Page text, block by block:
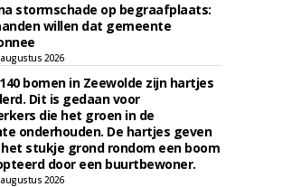
stormschade op begraafplaats:
willen dat gemeente
2026
bomen in Zeewolde zijn hartjes
Dit is gedaan voor
die het groen in de
onderhouden. De hartjes geven
stukje grond rondom een boom
door een buurtbewoner.
2026